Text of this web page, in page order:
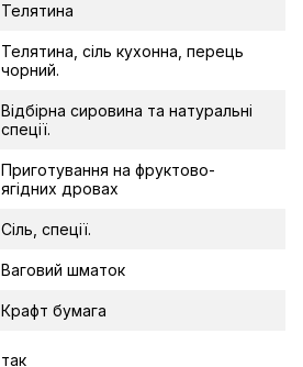
Телятина
Телятина, сіль кухонна, перець
чорний.
Відбірна сировина та натуральні
спеції.
Приготування на фруктово-
ягідних дровах
Сіль, спеції.
Ваговий шматок
Крафт бумага
так